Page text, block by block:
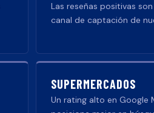
Las reseñas positivas
canal de captación de
SUPERMERCADOS
Un rating alto en Google